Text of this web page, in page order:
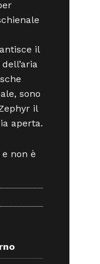
il
sono
il
aperta.
non è